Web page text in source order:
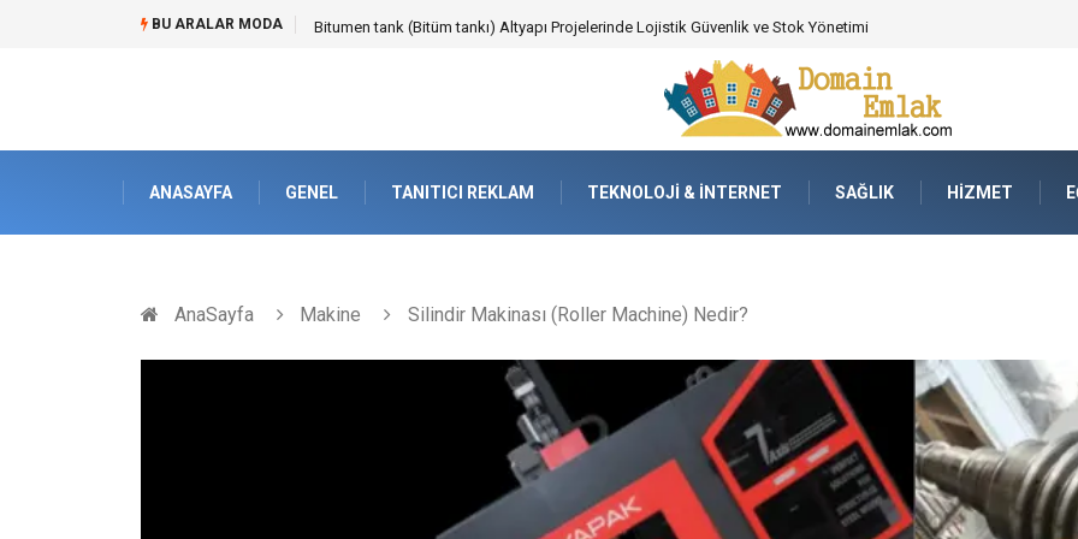
BU ARALAR MODA Güvenilir Chip Satışı: Kesintisiz Poker Deneyimi İçin Profesyonel Destek
ANASAYFA GENEL TANITICI REKLAM TEKNOLOJI & İNTERNET SAĞLIK HIZMET
AnaSayfa Makine Silindir Makinası (Roller Machine) Nedir?